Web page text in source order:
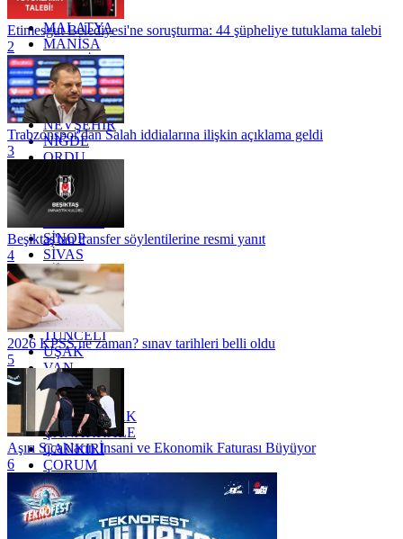
KİLİS
MALATYA
MANİSA
MARDİN
MERSİN
MUĞLA
MUŞ
NEVŞEHİR
NİĞDE
ORDU
OSMANİYE
RİZE
SAKARYA
SİNOP
SİVAS
SİİRT
TEKİRDAĞ
TOKAT
TRABZON
TUNCELİ
UŞAK
VAN
YALOVA
YOZGAT
ZONGULDAK
ÇANAKKALE
ÇANKIRI
ÇORUM
İSTANBUL
İZMİR
ŞANLIURFA
ŞIRNAK
Etimesgut Belediyesi'ne soruşturma: 44 şüpheliye tutuklama talebi
2
Trabzonspor'dan Salah iddialarına ilişkin açıklama geldi
3
Beşiktaş'tan transfer söylentilerine resmi yanıt
4
2026 KPSS ne zaman? sınav tarihleri belli oldu
5
Aşırı Sıcakların İnsani ve Ekonomik Faturası Büyüyor
6